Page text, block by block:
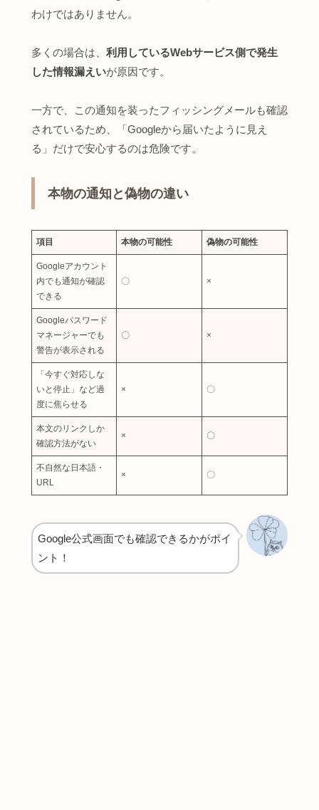
わけではありません。
多くの場合は、 利用しているWebサービス側で発生
した情報漏えいが原因です。
一方で、この通知を装ったフィッシングメールも確認
されているため、「Googleから届いたように見え
る」だけで安心するのは危険です。
本物の通知と偽物の違い
項目 本物の可能性 偽物の可能性
Googleアカウント
内でも通知が確認
できる
〇 ×
Googleパスワード
マネージャーでも
警告が表示される
〇 ×
「今すぐ対応しな
いと停止」など過
度に焦らせる
× 〇
本文のリンクしか
確認方法がない
× 〇
不自然な日本語・
URL
× 〇
Google公式画面でも確認できるかがポイ
ント！